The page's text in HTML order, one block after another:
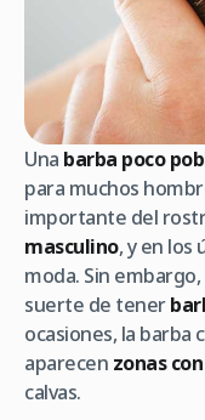
Una barba poco
para muchos
importante del
masculino, y en los
moda. Sin
suerte de tener
ocasiones, la barba
aparecen zonas
calvas.